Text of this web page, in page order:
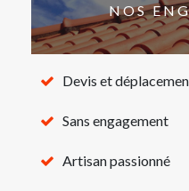
NOS
Devis et
Sans engagement
Artisan passionné